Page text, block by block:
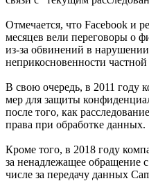
Отмечается, что Facebook и
месяцев вели переговоры о
из-за обвинений в
неприкосновенности
В свою очередь, в 2011 году
мер для защиты
после того, как
права при обработке данных.
Кроме того, в 2018 году
за ненадлежащее обращение
числе за передачу данных